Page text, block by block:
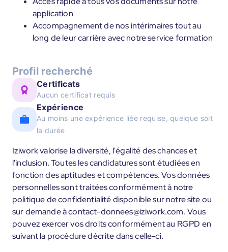
application
Accompagnement de nos intérimaires tout au
long de leur carrière avec notre service formation
Profil recherché
Certificats
Aucun certificat requis
Expérience
Au moins une expérience liée requise, quelque soit
la durée
Iziwork valorise la diversité, l'égalité des chances et
l'inclusion. Toutes les candidatures sont étudiées en
fonction des aptitudes et compétences. Vos données
personnelles sont traitées conformément à notre
politique de confidentialité disponible sur notre site ou
sur demande à contact-donnees@iziwork.com. Vous
pouvez exercer vos droits conformément au RGPD en
suivant la procédure décrite dans celle-ci.